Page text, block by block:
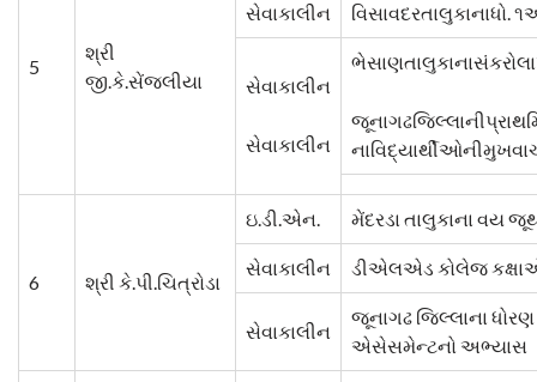
5
શ્રી
જી.કે.સેંજલીયા
સેવાકાલીન
સેવાકાલીન
સેવાકાલીન
6 શ્રી કે.પી.ચિત્રોડા
ઇ.ડી.એન. મેંદરડા તાલુકાના વય
સેવાકાલીન ડીએલએડ કોલેજ
સેવાકાલીન
જૂનાગઢ જિલ્લાના
એસેસમેન્ટનો અભ્યાસ